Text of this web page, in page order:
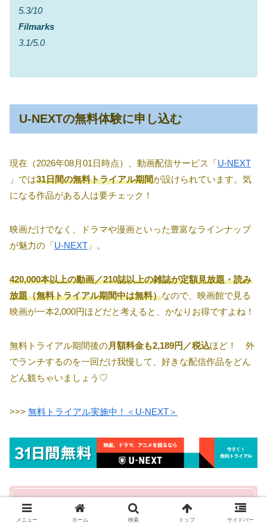
5.3/10
Filmarks
3.1/5.0
U-NEXTの無料体験に申し込む
現在（2026年08月01日時点）、動画配信サービス「U-NEXT
」では31日間の無料トライアル期間が設けられています。気
になる作品がある人は要チェック！
映画だけでなく、ドラマや漫画といった豊富なラインナップ
が魅力の「U-NEXT 」。
420,000本以上の動画／210誌以上の雑誌が定額見放題・読み
放題（無料トライアル期間中は無料）なので、映画館で見る
映画が一本2,000円ほどだと考えると、かなりお得ですよね！
無料トライアル期間後の月額料金も2,189円／税込ほど！ 外
でランチするのを一回だけ我慢して、好きな配信作品をどん
どん観ちゃいましょう♡
>>> 無料トライアル実施中！＜U-NEXT＞
※配信作品
については、公式サイトを直接ご確認くださ
い。また、上記U-NEXTの情報は2026年08月01日時点の
メニュー ホーム 検索 トップ サイドバー